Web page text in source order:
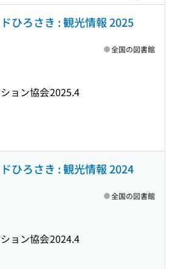
ひろさき : 観光情報 2025
ョン協会2025.4
全国の図書館
ひろさき : 観光情報 2024
ョン協会2024.4
全国の図書館